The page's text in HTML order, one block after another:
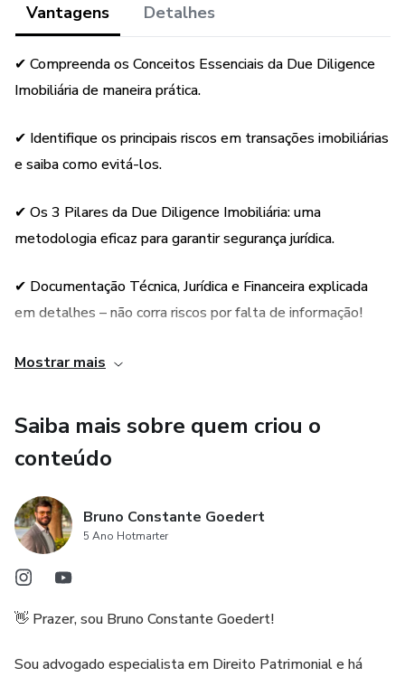
✅ Advogados que atuam com Direito Imobiliário.
✅ Corretores e incorporadores que querem garantir
negociações seguras.
✅ Investidores que desejam minimizar riscos e aumentar a
rentabilidade.
✅ Gestores de fundos imobiliários que precisam garantir
compliance e previsibilidade.
mitigar riscos e proteger seu patrimônio! 🔹
imobiliárias seguras!
📌 Editora: Habitus Editora (Edição padrão – 11 outubro
📌 Formato: Capa comum
📌 Páginas: 183
📌 ISBN-10: 6550351456
📌 ISBN-13: 978-6550351458
Vantagens Detalhes
✔ Compreenda os Conceitos Essenciais da Due Diligence
Imobiliária de maneira prática.
✔ Identifique os principais riscos em transações imobiliárias
e saiba como evitá-los.
✔ Os 3 Pilares da Due Diligence Imobiliária: uma
metodologia eficaz para garantir segurança jurídica.
✔ Documentação Técnica, Jurídica e Financeira explicada
em detalhes – não corra riscos por falta de informação!
✔ Passo a passo prático para mitigar riscos em aquisições
✔ Referências Bibliográficas.
Mostrar mais
Saiba mais sobre quem criou o
conteúdo
Bruno Constante Goedert
5 Ano Hotmarter
👋 Prazer, sou Bruno Constante Goedert!
Sou advogado especialista em Direito Patrimonial e há